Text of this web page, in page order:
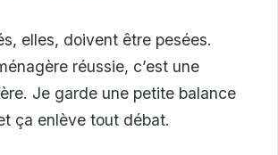
elles, doivent être pesées.
réussie, c’est une
Je garde une petite balance
ça enlève tout débat.